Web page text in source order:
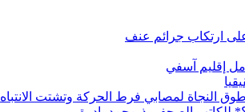
ارتكاب جرائم عنف
إقليم آسفي
النجاة لمصابي فرط الحركة وتشتت الانتباه